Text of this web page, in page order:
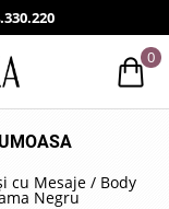
0
cu Mesaje / Body
Negru